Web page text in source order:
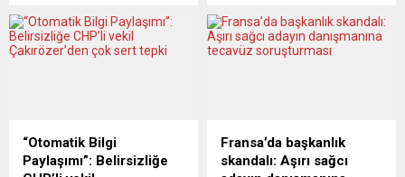
nedeniyle nasıl ayrımcılığa
uğradığını anlattı. Yeni Posta
hücresi (NSU) cinayetlerinin
Bavyera ayağının
araştırılmasına ilişkin
belirterek, ekonomik
büyümeyi sağlama sözünü
Kwarteng’i görevden
almasının ardından
açıklamalarda bulundu.
“Otomatik Bilgi
Paylaşımı”: Belirsizliğe
Fransa’da başkanlık
skandalı: Aşırı sağcı